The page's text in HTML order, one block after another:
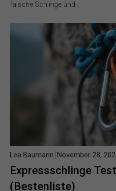
falsche Schlinge und…
Expressschlinge
(Bestenliste)
Lea Baumann November 28,